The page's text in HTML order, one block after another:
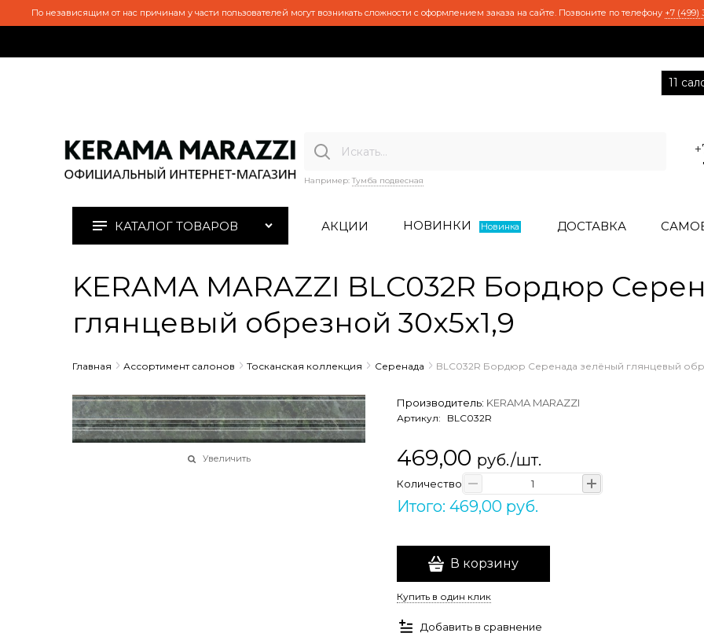
По независящим от нас причинам у части пользователей могут возникать сложности с оформлением заказа на сайте. Позвоните по телефону +7 (499)
11
Например: Тумба подвесная
КАТАЛОГ ТОВАРОВ АКЦИИ НОВИНКИ Новинка ДОСТАВКА
KERAMA MARAZZI BLC032R Бордюр
глянцевый обрезной 30x5x1,9
Главная Ассортимент салонов Тосканская коллекция Серенада BLC032R Бордюр Серенада зелёный глянцевый
Увеличить
Производитель: KERAMA MARAZZI
Артикул: BLC032R
469,00 руб./шт.
Количество
Итого: 469,00 руб.
В корзину
Купить в один клик
Добавить в сравнение